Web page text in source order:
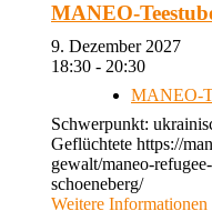
MANEO-
9. Dezember 2027
18:30 - 20:30
MANEO-
Schwerpunkt:
Geflüchtete https://
gewalt/maneo-
schoeneberg/
Weitere Informationen